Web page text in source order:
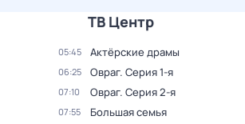
ТВ Центр
05:45 Актёрские драмы
06:25 Овраг. Серия 1-я
07:10 Овраг. Серия 2-я
07:55 Большая семья